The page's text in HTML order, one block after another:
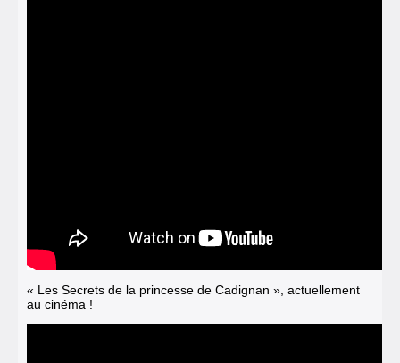
« Les Secrets de la princesse de Cadignan », actuellement
au cinéma !